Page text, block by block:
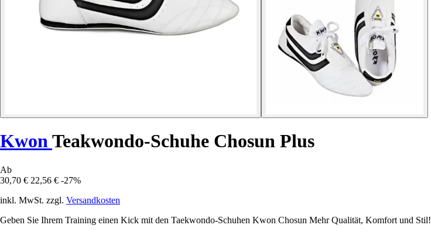
KwonTeakwondo-Schuhe Chosun Plus
Ab
30,70 € 22,56 € -27%
inkl. MwSt. zzgl. Versandkosten
Geben Sie Ihrem Training einen Kick mit den Taekwondo-Schuhen Kwon Chosun Mehr Qualität, Komfort und Stil!